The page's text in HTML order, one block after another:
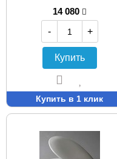
14 080
-
+
Купить
Купить в 1 клик